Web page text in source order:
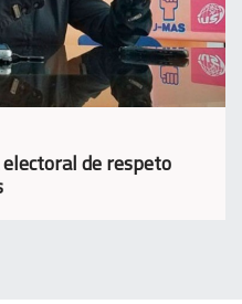
de respeto